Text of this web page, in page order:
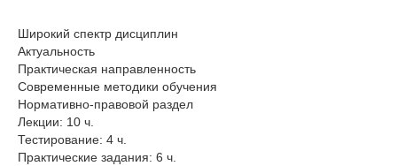
Широкий спектр дисциплин
Актуальность
Практическая направленность
Современные методики обучения
Нормативно-правовой раздел
Лекции: 10 ч.
Тестирование: 4 ч.
Практические задания: 6 ч.